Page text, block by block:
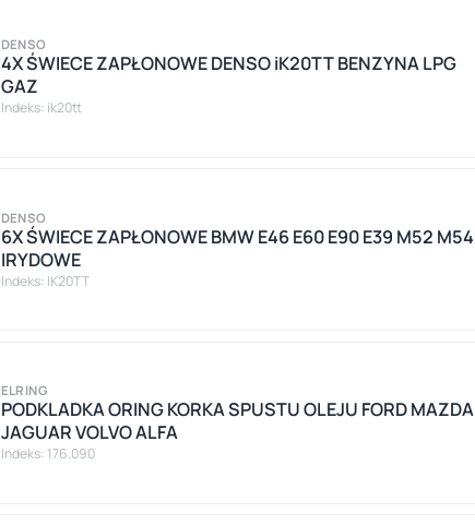
DENSO
4X ŚWIECE ZAPŁONOWE DENSO iK20TT BENZYNA LPG
GAZ
Indeks: ik20tt
DENSO
6X ŚWIECE ZAPŁONOWE BMW E46 E60 E90 E39 M52 M54
IRYDOWE
Indeks: IK20TT
ELRING
PODKLADKA ORING KORKA SPUSTU OLEJU FORD MAZDA
JAGUAR VOLVO ALFA
Indeks: 176.090